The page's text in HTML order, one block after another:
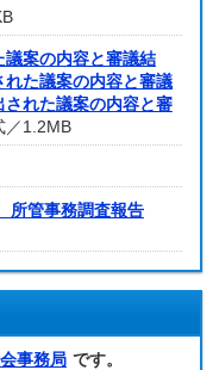
案の内容と審議結
た議案の内容と審議
れた議案の内容と審
／1.2MB
所管事務調査報告
事務局 です。